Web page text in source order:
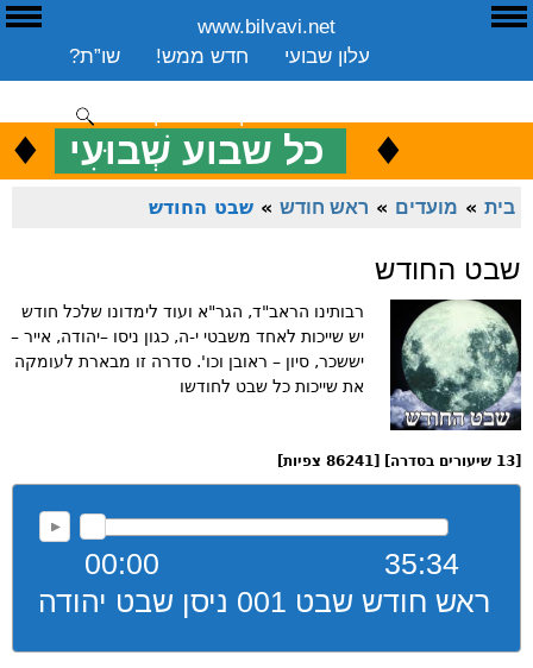
www.bilvavi.net
שו”ת?
חדש ממש!
עלון שבועי
שיעורים שבועי
ספרים
ארכיון
סקירה כללית
ENGLISH ♦ כל שבוע שְׁבוּעִי ♦
בית » מועדים » ראש חודש » שבט החודש
שבט החודש
רבותינו הראב"ד, הגר"א ועוד לימדונו שלכל חודש
יש שייכות לאחד משבטי י-ה, כגון ניסו –יהודה, אייר –
יששכר, סיון – ראובן וכו'. סדרה זו מבארת לעומקה
את שייכות כל שבט לחודשו
00:00
35:34
ראש חודש שבט 001 ניסן שבט יהודה